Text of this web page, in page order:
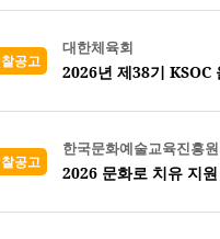
공고
대한체육회
2026년 제38기 KSOC
공고
한국문화예술교육진흥원
2026 문화로 치유 지